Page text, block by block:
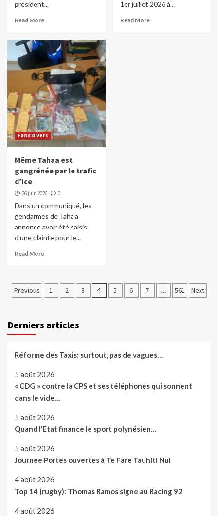
président...
Read More
1er juillet 2026 à...
Read More
Faits divers
Même Tahaa est
gangrénée par le trafic
d’Ice
26 juin 2026 0
Dans un communiqué, les
gendarmes de Taha’a
annonce avoir été saisis
d’une plainte pour le...
Read More
Pagination
publications
Previous 1 2 3 4 5 6 7 … 561 Next
Derniers articles
Réforme des Taxis: surtout, pas de vagues…
5 août 2026
« CDG » contre la CPS et ses téléphones qui sonnent
dans le vide…
5 août 2026
Quand l’Etat finance le sport polynésien…
5 août 2026
Journée Portes ouvertes à Te Fare Tauhiti Nui
4 août 2026
Top 14 (rugby): Thomas Ramos signe au Racing 92
4 août 2026